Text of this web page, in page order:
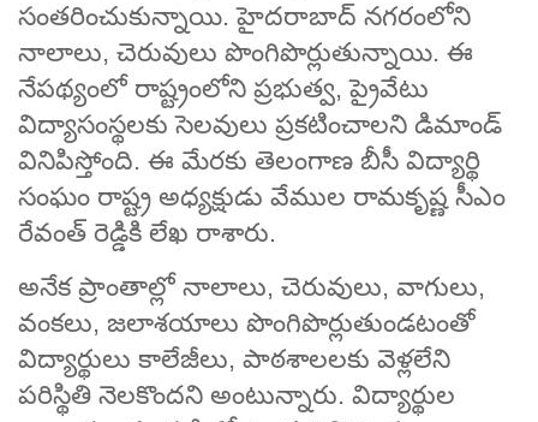
సంతరించుకున్నాయి. హైదరాబాద్ నగరంలోని
నాలాలు, చెరువులు పొంగిపొర్లుతున్నాయి. ఈ
నేపథ్యంలో రాష్ట్రంలోని ప్రభుత్వ, ప్రైవేటు
విద్యాసంస్థలకు సెలవులు ప్రకటించాలని డిమాండ్
వినిపిస్తోంది. ఈ మేరకు తెలంగాణ బీసీ విద్యార్థి
సంఘం రాష్ట్ర అధ్యక్షుడు వేముల రామకృష్ణ సీఎం
రేవంత్ రెడ్డికి లేఖ రాశారు.
అనేక ప్రాంతాల్లో నాలాలు, చెరువులు, వాగులు,
వంకలు, జలాశయాలు పొంగిపొర్లుతుండటంతో
విద్యార్థులు కాలేజీలు, పాఠశాలలకు వెళ్లలేని
పరిస్థితి నెలకొందని అంటున్నారు. విద్యార్థుల